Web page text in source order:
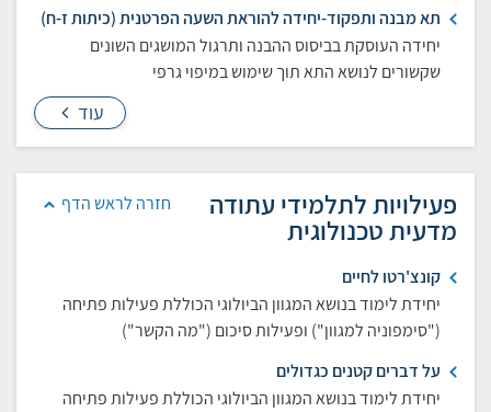
תא מבנה ותפקוד-יחידה להוראת השעה הפרטנית (כיתות ז-ח)
יחידה העוסקת בביסוס ההבנה ותרגול המושגים השונים
שקשורים לנושא התא תוך שימוש במיפוי גרפי
עוד
חזרה לראש הדף פעילויות לתלמידי עתודה
מדעית טכנולוגית
קונצ'רטו לחיים
יחידת לימוד בנושא המגוון הביולוגי הכוללת פעילות פתיחה
("סימפוניה למגוון") ופעילות סיכום ("מה הקשר")
על דברים קטנים כגדולים
יחידת לימוד בנושא המגוון הביולוגי הכוללת פעילות פתיחה